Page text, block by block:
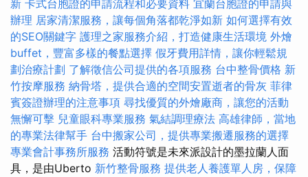
新 卡式台胞證的申請流程和必要資料 宜蘭台胞證的申請與
辦理 居家清潔服務，讓每個角落都乾淨如新 如何選擇有效
的SEO關鍵字 護理之家服務介紹，打造健康生活環境 外燴
buffet，豐富多樣的餐點選擇 假牙費用詳情，讓你輕鬆規
劃治療計劃 了解徵信公司提供的各項服務 台中整骨價格 新
竹按摩服務 納骨塔，提供合適的空間安置逝者的骨灰 菲律
賓簽證辦理的注意事項 尋找優質的外燴廠商，讓您的活動
無懈可擊 兒童眼科專業服務 氣結調理療法 高雄律師，當地
的專業法律幫手 台中搬家公司，提供專業搬遷服務的選擇
專業會計事務所服務 活動符號是未來派設計的墨拉蘭人面
具，是由Uberto 新竹整骨服務 提供老人養護單人房，保障